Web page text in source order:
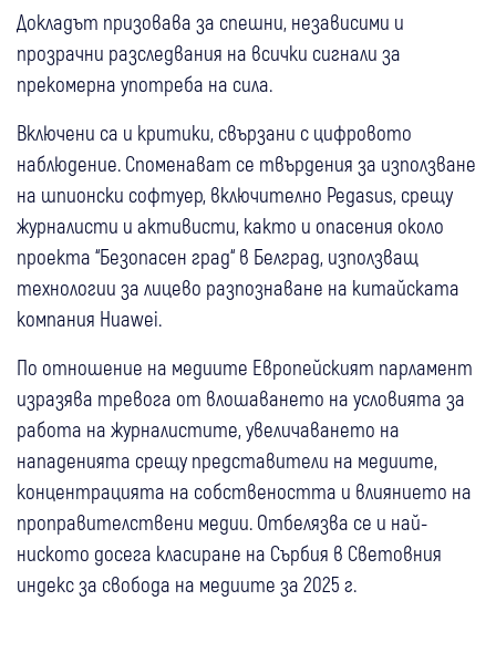
Докладът призовава за спешни, независими и
прозрачни разследвания на всички сигнали за
прекомерна употреба на сила.
Включени са и критики, свързани с цифровото
наблюдение. Споменават се твърдения за използване
на шпионски софтуер, включително Pegasus, срещу
журналисти и активисти, както и опасения около
проекта “Безопасен град“ в Белград, използващ
технологии за лицево разпознаване на китайската
компания Huawei.
По отношение на медиите Европейският парламент
изразява тревога от влошаването на условията за
работа на журналистите, увеличаването на
нападенията срещу представители на медиите,
концентрацията на собствеността и влиянието на
проправителствени медии. Отбелязва се и най-
ниското досега класиране на Сърбия в Световния
индекс за свобода на медиите за 2025 г.